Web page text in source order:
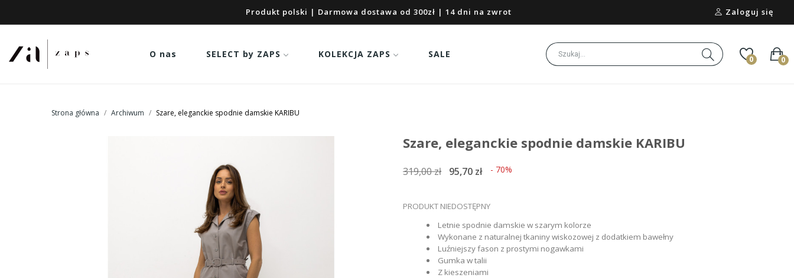
Produkt polski | Darmowa dostawa od 300zł | 14 dni na zwrot Zaloguj się
O nas SELECT by ZAPS KOLEKCJA ZAPS SALE 0 0
Strona główna Archiwum Szare, eleganckie spodnie damskie KARIBU
Szare, eleganckie spodnie damskie KARIBU
319,00 zł 95,70 zł - 70%
PRODUKT NIEDOSTĘPNY
Letnie spodnie damskie w szarym kolorze
Wykonane z naturalnej tkaniny wiskozowej z dodatkiem bawełny
Luźniejszy fason z prostymi nogawkami
Gumka w talii
Z kieszeniami